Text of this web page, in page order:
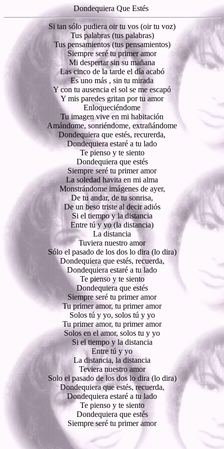
Dondequiera Que Estés
Si tan sólo pudiera oir tu vos (oir tu voz)
Tus palabras (tus palabras)
Tus pensamientos (tus pensamientos)
Siempre seré tu primer amor
Mi despertar sin su mañana
Las cinco de la tarde el día acabó
Es uno más , sin tu mirada
Y con tu ausencia el sol se me escapó
Y mis paredes gritan por tu amor
Enloqueciéndome
Tu imagen vive en mi habitación
Amándome, sonriéndome, extrañándome
Dondequiera que estés, recurerda,
Dondequiera estaré a tu lado
Te pienso y te siento
Dondequiera que estés
Siempre seré tu primer amor
La soledad havita en mi alma
Monstrándome imágenes de ayer,
De tu andar, de tu sonrisa,
De un beso triste al decir adiós
Si el tiempo y la distancia
Entre tú y yo (la distancia)
La distancia
Tuviera nuestro amor
Sólo el pasado de los dos lo dira (lo dira)
Dondequiera que estés, recuerda,
Dondequiera estaré a tu lado
Te pienso y te siento
Dondequiera que estés
Siempre seré tu primer amor
Tu primer amor, tu primer amor
Solos tú y yo, solos tú y yo
Tu primer amor, tu primer amor
Solos en el amor, solos tu y yo
Si el tiempo y la distancia
Entre tú y yo
La distancia, la distancia
Teviera nuestro amor
Solo el pasado de los dos lo dira (lo dira)
Dondequiera que estés, recuerda,
Dondequiera estaré a tu lado
Te pienso y te siento
Dondequiera que estés
Siempre seré tu primer amor